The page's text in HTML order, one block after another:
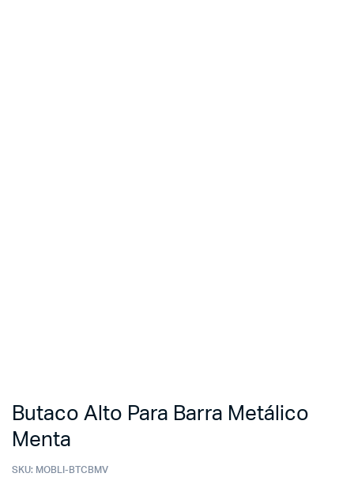
Butaco Alto Para Barra Metálico
Menta
SKU: MOBLI-BTCBMV